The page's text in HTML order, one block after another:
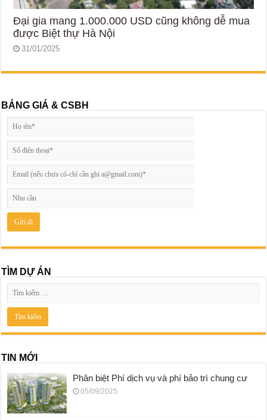
Đại gia mang 1.000.000 USD cũng không dễ mua
được Biệt thự Hà Nội
31/01/2025
BẢNG GIÁ & CSBH
TÌM DỰ ÁN
TIN MỚI
Phân biệt Phí dịch vụ và phí bảo trì chung cư
05/09/2025